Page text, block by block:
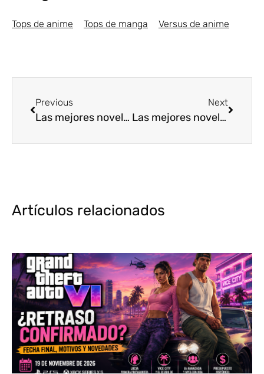
Tops de anime Tops de manga Versus de anime
Previous
Las mejores novelas ligeras de Aventura [Top5]
Next
Las mejores novelas ligeras de Ciencia ficción [Top5]
Artículos relacionados